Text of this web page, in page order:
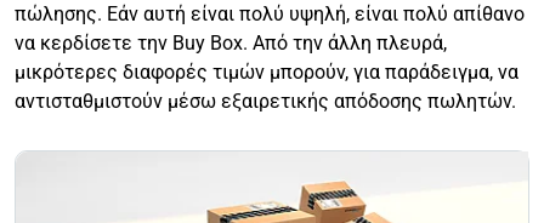
πώλησης. Εάν αυτή είναι πολύ υψηλή, είναι πολύ απίθανο
να κερδίσετε την Buy Box. Από την άλλη πλευρά,
μικρότερες διαφορές τιμών μπορούν, για παράδειγμα, να
αντισταθμιστούν μέσω εξαιρετικής απόδοσης πωλητών.